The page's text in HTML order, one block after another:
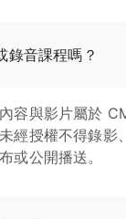
錄音課程嗎？
容與影片屬於
經授權不得錄影
或公開播送。